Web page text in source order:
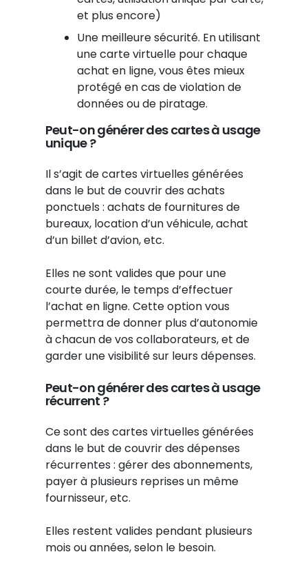
et plus encore)
Une meilleure sécurité. En utilisant
une carte virtuelle pour chaque
achat en ligne, vous êtes mieux
protégé en cas de violation de
données ou de piratage.
Peut-on générer des cartes à usage
unique ?
Il s’agit de cartes virtuelles générées
dans le but de couvrir des achats
ponctuels : achats de fournitures de
bureaux, location d’un véhicule, achat
d’un billet d’avion, etc.
Elles ne sont valides que pour une
courte durée, le temps d’effectuer
l’achat en ligne. Cette option vous
permettra de donner plus d’autonomie
à chacun de vos collaborateurs, et de
garder une visibilité sur leurs dépenses.
Peut-on générer des cartes à usage
récurrent ?
Ce sont des cartes virtuelles générées
dans le but de couvrir des dépenses
récurrentes : gérer des abonnements,
payer à plusieurs reprises un même
fournisseur, etc.
Elles restent valides pendant plusieurs
mois ou années, selon le besoin.